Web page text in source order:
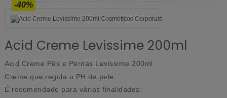
-40%
Acid Creme Levissime 200ml
Acid Creme Pés e Pernas Levissime 200ml
Creme que regula o PH da pele.
É recomendado para várias finalidades: